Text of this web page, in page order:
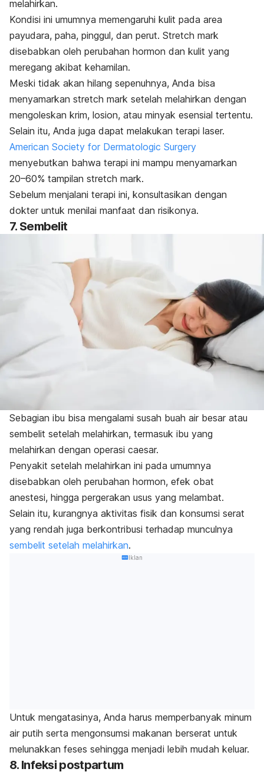
melahirkan.
Kondisi ini umumnya memengaruhi kulit pada area
payudara, paha, pinggul, dan perut. Stretch mark
disebabkan oleh perubahan hormon dan kulit yang
meregang akibat kehamilan.
Meski tidak akan hilang sepenuhnya, Anda bisa
menyamarkan stretch mark setelah melahirkan dengan
mengoleskan krim, losion, atau minyak esensial tertentu.
Selain itu, Anda juga dapat melakukan terapi laser.
American Society for Dermatologic Surgery
menyebutkan bahwa terapi ini mampu menyamarkan
20–60% tampilan stretch mark.
Sebelum menjalani terapi ini, konsultasikan dengan
dokter untuk menilai manfaat dan risikonya.
7. Sembelit
Sebagian ibu bisa mengalami susah buah air besar atau
sembelit setelah melahirkan, termasuk ibu yang
melahirkan dengan operasi caesar.
Penyakit setelah melahirkan ini pada umumnya
disebabkan oleh perubahan hormon, efek obat
anestesi, hingga pergerakan usus yang melambat.
Selain itu, kurangnya aktivitas fisik dan konsumsi serat
yang rendah juga berkontribusi terhadap munculnya
sembelit setelah melahirkan.
Iklan
Untuk mengatasinya, Anda harus memperbanyak minum
air putih serta mengonsumsi makanan berserat untuk
melunakkan feses sehingga menjadi lebih mudah keluar.
8. Infeksi postpartum